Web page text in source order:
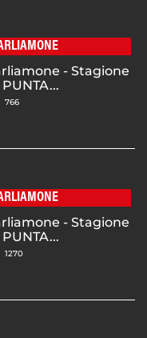
- Stagione
PUNTA...
766
- Stagione
PUNTA...
1270